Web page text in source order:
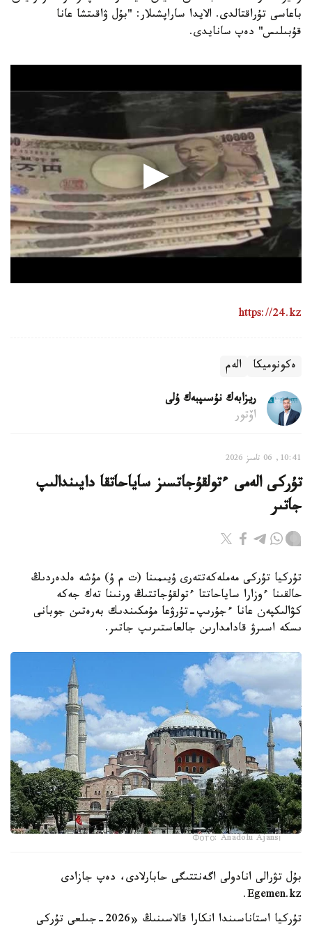
باعاسى تۇراقتالدى. الايدا ساراپشىلار: "بۇل ۋاقىتشا عانا
قۇبىلىس" دەپ سانايدى.
https://24.kz
ەكونوميكا الەم
ريزابەك نۇسىپبەك ۇلى
اۆتور
10:41, 06 تامىز 2026
تۇركى الەمى ءتولقۇجاتسىز ساياحاتقا دايىندالىپ
جاتىر
تۇركيا تۇركى مەملەكەتتەرى ۇيىمىنا (ت م ۇ) مۇشە ەلدەردىڭ
حالقىنا ءوزارا ساياحاتتا ءتولقۇجاتتىڭ ورنىنا تەك جەكە
كۋالىكپەن عانا ءجۇرىپ-تۇرۋعا مۇمكىندىك بەرەتىن جوبانى
ىسكە اسىرۋ قادامدارىن جالعاستىرىپ جاتىر.
Фото: Anadolu Ajansı
بۇل تۋرالى انادولى اگەنتتىگى حابارلادى، دەپ جازادى
Egemen.kz.
تۇركيا استاناسىندا انكارا قالاسىنىڭ «2026-جىلعى تۇركى